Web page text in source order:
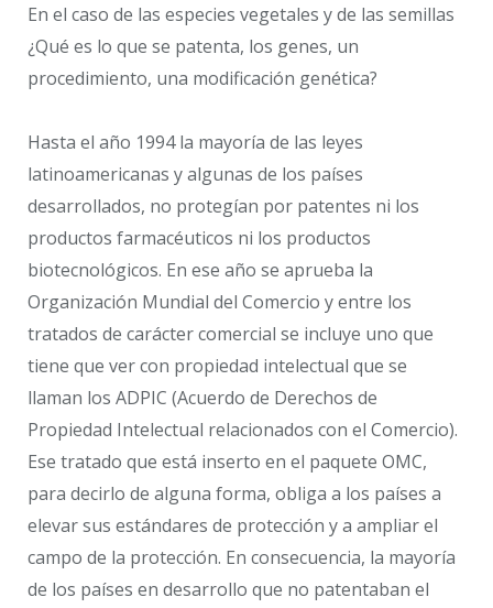
En el caso de las especies vegetales y de las semillas
¿Qué es lo que se patenta, los genes, un
procedimiento, una modificación genética?
Hasta el año 1994 la mayoría de las leyes
latinoamericanas y algunas de los países
desarrollados, no protegían por patentes ni los
productos farmacéuticos ni los productos
biotecnológicos. En ese año se aprueba la
Organización Mundial del Comercio y entre los
tratados de carácter comercial se incluye uno que
tiene que ver con propiedad intelectual que se
llaman los ADPIC (Acuerdo de Derechos de
Propiedad Intelectual relacionados con el Comercio).
Ese tratado que está inserto en el paquete OMC,
para decirlo de alguna forma, obliga a los países a
elevar sus estándares de protección y a ampliar el
campo de la protección. En consecuencia, la mayoría
de los países en desarrollo que no patentaban el